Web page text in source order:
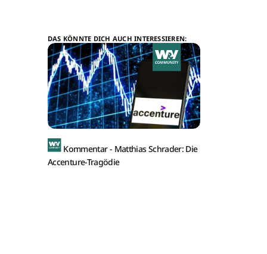
DAS KÖNNTE DICH AUCH INTERESSIEREN:
Kommentar - Matthias Schrader: Die
Accenture-Tragödie